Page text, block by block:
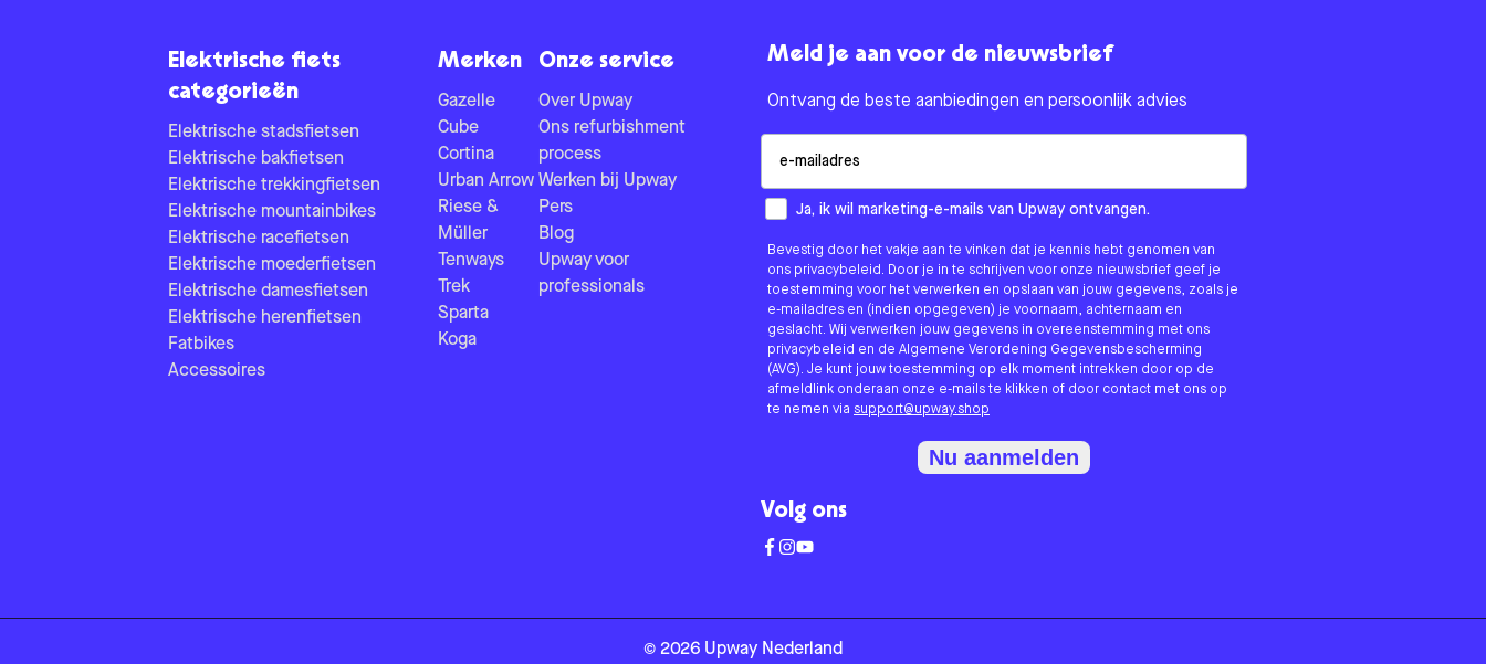
Elektrische fiets
categorieën
Elektrische stadsfietsen
Elektrische bakfietsen
Elektrische trekkingfietsen
Elektrische mountainbikes
Elektrische racefietsen
Elektrische moederfietsen
Elektrische damesfietsen
Elektrische herenfietsen
Fatbikes
Accessoires
Merken
Gazelle
Cube
Cortina
Urban Arrow
Riese &
Müller
Tenways
Trek
Sparta
Koga
Onze service
Over Upway
Ons refurbishment
process
Werken bij Upway
Pers
Blog
Upway voor
professionals
Meld je aan voor de nieuwsbrief
Ontvang de beste aanbiedingen en persoonlijk advies
How would you like to hear from us?
Ja, ik wil marketing-e-mails van Upway ontvangen.
Bevestig door het vakje aan te vinken dat je kennis hebt genomen van
ons privacybeleid. Door je in te schrijven voor onze nieuwsbrief geef je
toestemming voor het verwerken en opslaan van jouw gegevens, zoals je
e-mailadres en (indien opgegeven) je voornaam, achternaam en
geslacht. Wij verwerken jouw gegevens in overeenstemming met ons
privacybeleid en de Algemene Verordening Gegevensbescherming
(AVG). Je kunt jouw toestemming op elk moment intrekken door op de
afmeldlink onderaan onze e-mails te klikken of door contact met ons op
te nemen via support@upway.shop
Nu aanmelden
Volg ons
© 2026 Upway Nederland